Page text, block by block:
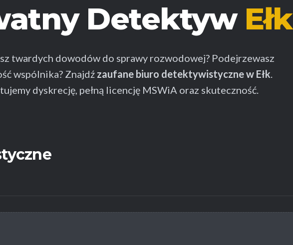
Detektyw Ełk
twardych dowodów do sprawy rozwodowej? Podejrzewasz
wspólnika? Znajdź zaufane biuro detektywistyczne w Ełk.
dyskrecję, pełną licencję MSWiA oraz skuteczność.